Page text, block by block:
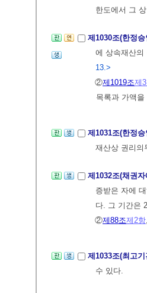
한도에서 그
제1030조(한정
에 상속재산
13.>
②제1019조제
목록과 가액
제1031조(한정
재산상 권리의
제1032조(채권
증받은 자에
다. 그 기간은
②제88조제2항
제1033조(최고
수 있다.